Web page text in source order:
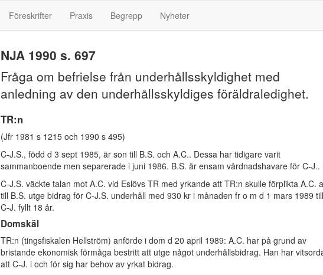
Föreskrifter Praxis Begrepp Nyheter
NJA 1990 s. 697
Fråga om befrielse från underhållsskyldighet med
anledning av den underhållsskyldiges föräldraledighet.
TR:n
(Jfr 1981 s 1215 och 1990 s 495)
C-J.S., född d 3 sept 1985, är son till B.S. och A.C.. Dessa har tidigare varit
sammanboende men separerade i juni 1986. B.S. är ensam vårdnadshavare för C-J..
C-J.S. väckte talan mot A.C. vid Eslövs TR med yrkande att TR:n skulle förplikta A.C.
till B.S. utge bidrag för C-J.S. underhåll med 930 kr i månaden fr o m d 1 mars 1989
C-J. fyllt 18 år.
Domskäl
TR:n (tingsfiskalen Hellström) anförde i dom d 20 april 1989: A.C. har på grund av
bristande ekonomisk förmåga bestritt att utge något underhållsbidrag. Han har
att C-J. i och för sig har behov av yrkat bidrag.